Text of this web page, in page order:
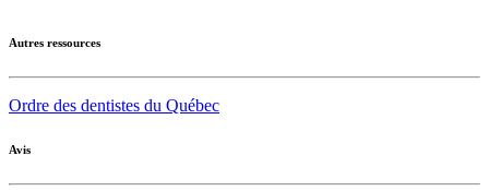
Autres ressources
Ordre des dentistes du Québec
Avis